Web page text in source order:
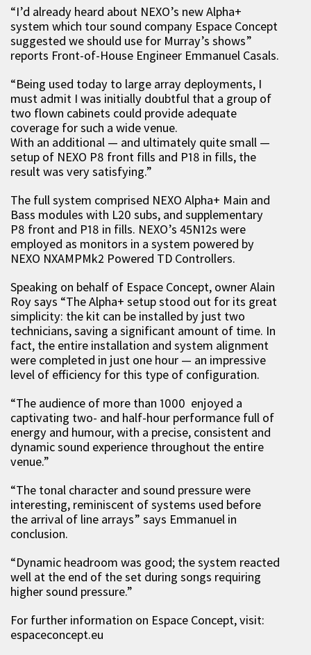
“I’d already heard about NEXO’s new Alpha+
system which tour sound company Espace Concept
suggested we should use for Murray’s shows”
reports Front-of-House Engineer Emmanuel Casals.
“Being used today to large array deployments, I
must admit I was initially doubtful that a group of
two flown cabinets could provide adequate
coverage for such a wide venue.
With an additional — and ultimately quite small —
setup of NEXO P8 front fills and P18 in fills, the
result was very satisfying.”
The full system comprised NEXO Alpha+ Main and
Bass modules with L20 subs, and supplementary
P8 front and P18 in fills. NEXO’s 45N12s were
employed as monitors in a system powered by
NEXO NXAMPMk2 Powered TD Controllers.
Speaking on behalf of Espace Concept, owner Alain
Roy says “The Alpha+ setup stood out for its great
simplicity: the kit can be installed by just two
technicians, saving a significant amount of time. In
fact, the entire installation and system alignment
were completed in just one hour — an impressive
level of efficiency for this type of configuration.
“The audience of more than 1000 enjoyed a
captivating two- and half-hour performance full of
energy and humour, with a precise, consistent and
dynamic sound experience throughout the entire
venue.”
“The tonal character and sound pressure were
interesting, reminiscent of systems used before
the arrival of line arrays” says Emmanuel in
conclusion.
“Dynamic headroom was good; the system reacted
well at the end of the set during songs requiring
higher sound pressure.”
For further information on Espace Concept, visit:
espaceconcept.eu